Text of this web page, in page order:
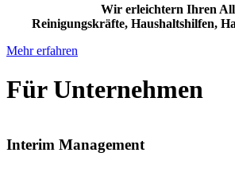
Wir erleichtern Ihren
Reinigungskräfte, Haushaltshilfen,
Mehr erfahren
Für Unternehmen
Interim Management